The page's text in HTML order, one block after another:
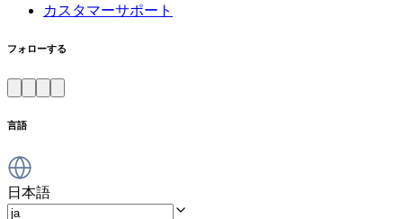
カスタマーサポート
フォローする
言語
日本語